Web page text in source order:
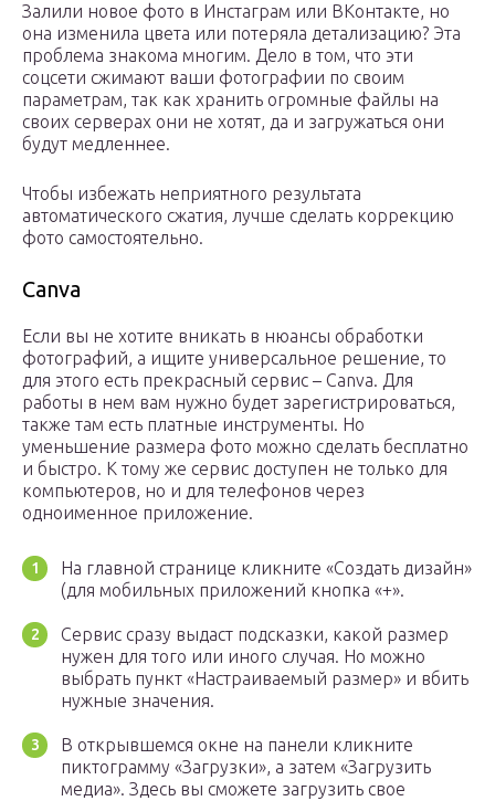
Залили новое фото в Инстаграм или ВКонтакте, но
она изменила цвета или потеряла детализацию? Эта
проблема знакома многим. Дело в том, что эти
соцсети сжимают ваши фотографии по своим
параметрам, так как хранить огромные файлы на
своих серверах они не хотят, да и загружаться они
будут медленнее.
Чтобы избежать неприятного результата
автоматического сжатия, лучше сделать коррекцию
фото самостоятельно.
Canva
Если вы не хотите вникать в нюансы обработки
фотографий, а ищите универсальное решение, то
для этого есть прекрасный сервис – Canva. Для
работы в нем вам нужно будет зарегистрироваться,
также там есть платные инструменты. Но
уменьшение размера фото можно сделать бесплатно
и быстро. К тому же сервис доступен не только для
компьютеров, но и для телефонов через
одноименное приложение.
На главной странице кликните «Создать дизайн»
(для мобильных приложений кнопка «+».
Сервис сразу выдаст подсказки, какой размер
нужен для того или иного случая. Но можно
выбрать пункт «Настраиваемый размер» и вбить
нужные значения.
В открывшемся окне на панели кликните
пиктограмму «Загрузки», а затем «Загрузить
медиа». Здесь вы сможете загрузить свое